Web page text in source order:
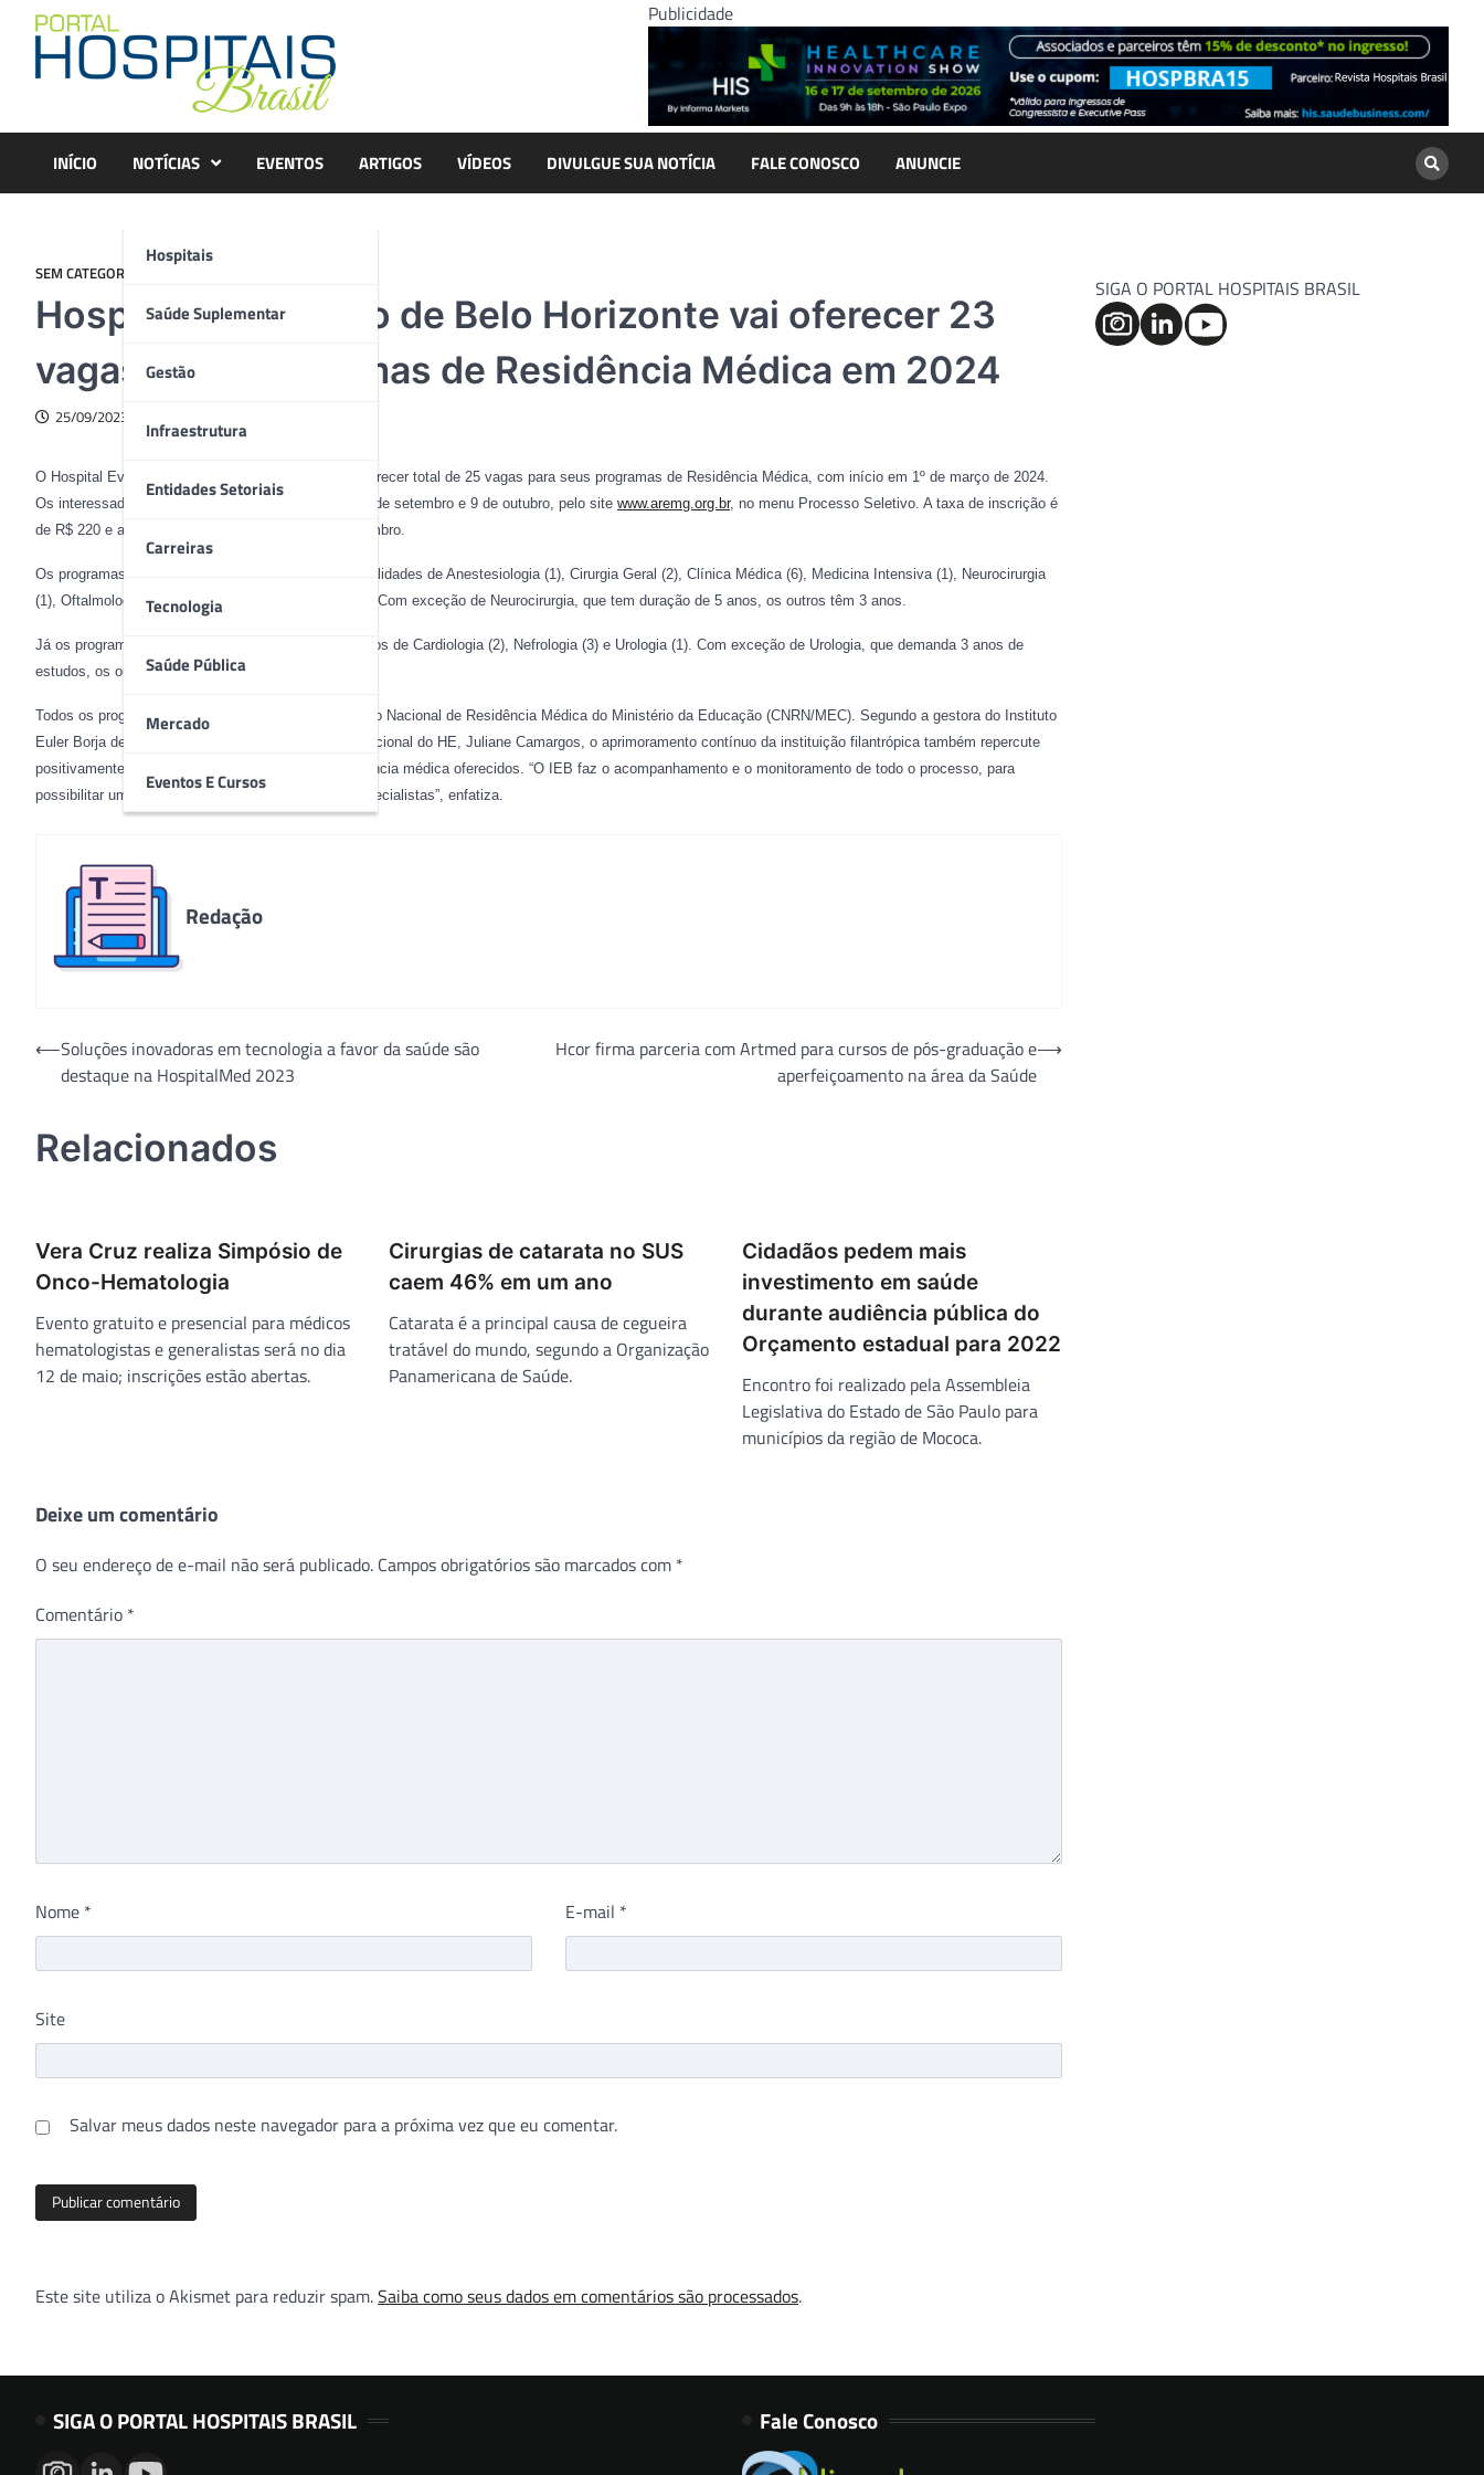
content
Publicidade
INÍCIO NOTÍCIAS
Hospitais
Saúde Suplementar
Gestão
Infraestrutura
Entidades Setoriais
Carreiras
Tecnologia
Saúde Pública
Mercado
Eventos E Cursos
EVENTOS ARTIGOS VÍDEOS DIVULGUE SUA NOTÍCIA FALE CONOSCO ANUNCIE
SEM CATEGORIA
Hospital Evangélico de Belo Horizonte vai oferecer 23
vagas para programas de Residência Médica em 2024
25/09/2023
O Hospital Evangélico de Belo Horizonte (HE) vai oferecer total de 25 vagas para seus programas de Residência Médica, com início em 1º de março de 2024.
Os interessados podem fazer as inscrições entre 28 de setembro e 9 de outubro, pelo site www.aremg.org.br, no menu Processo Seletivo. A taxa de inscrição é
de R$ 220 e a prova será realizada no dia 3 de dezembro.
Os programas com entrada direta incluem as especialidades de Anestesiologia (1), Cirurgia Geral (2), Clínica Médica (6), Medicina Intensiva (1), Neurocirurgia
(1), Oftalmologia (2) e Ortopedia e Traumatologia (4). Com exceção de Neurocirurgia, que tem duração de 5 anos, os outros têm 3 anos.
Já os programas com entrada com pré-requisito são os de Cardiologia (2), Nefrologia (3) e Urologia (1). Com exceção de Urologia, que demanda 3 anos de
estudos, os outros são realizados em 2 anos.
Todos os programas são credenciados pela Comissão Nacional de Residência Médica do Ministério da Educação (CNRN/MEC). Segundo a gestora do Instituto
Euler Borja de Ensino e Pesquisa (IEB), braço educacional do HE, Juliane Camargos, o aprimoramento contínuo da instituição filantrópica também repercute
positivamente na qualidade dos programas de residência médica oferecidos. “O IEB faz o acompanhamento e o monitoramento de todo o processo, para
possibilitar um aprendizado de qualidade para os especialistas”, enfatiza.
Redação
Navegação
⟵Soluções inovadoras em tecnologia a favor da saúde são
destaque na HospitalMed 2023
Hcor firma parceria com Artmed para cursos de pós-graduação e
aperfeiçoamento na área da Saúde
⟶
Relacionados
Vera Cruz realiza Simpósio de
Onco-Hematologia
Evento gratuito e presencial para médicos
hematologistas e generalistas será no dia
12 de maio; inscrições estão abertas.
Cirurgias de catarata no SUS
caem 46% em um ano
Catarata é a principal causa de cegueira
tratável do mundo, segundo a Organização
Panamericana de Saúde.
Cidadãos pedem mais
investimento em saúde
durante audiência pública do
Orçamento estadual para 2022
Encontro foi realizado pela Assembleia
Legislativa do Estado de São Paulo para
municípios da região de Mococa.
Deixe um comentário
O seu endereço de e-mail não será publicado. Campos obrigatórios são marcados com *
Comentário *
Nome * E-mail *
Site
Salvar meus dados neste navegador para a próxima vez que eu comentar.
Este site utiliza o Akismet para reduzir spam.Saiba como seus dados em comentários são processados.
SIGA O PORTAL HOSPITAIS BRASIL
SIGA O PORTAL HOSPITAIS BRASIL Fale Conosco